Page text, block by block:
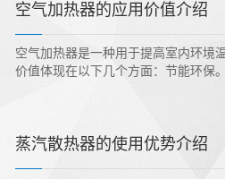
空气加热器的应用价值介绍
空气加热器是一种用于提高室内环境
价值体现在以下几个方面：节能环保
蒸汽散热器的使用优势介绍